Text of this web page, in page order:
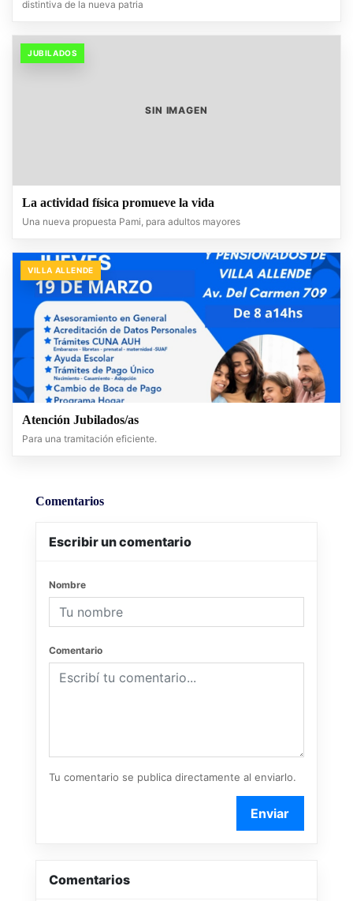
distintiva de la nueva patria
JUBILADOS
SIN IMAGEN
La actividad física promueve la vida
Una nueva propuesta Pami, para adultos mayores
VILLA ALLENDE
Atención Jubilados/as
Para una tramitación eficiente.
Comentarios
Escribir un comentario
Nombre
Comentario
Tu comentario se publica directamente al enviarlo.
Enviar
Comentarios